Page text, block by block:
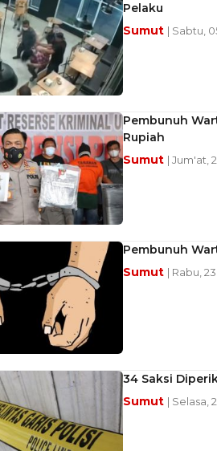
Pelaku
Sumut | Sabtu,
Pembunuh
Rupiah
Sumut | Jum'at,
Pembunuh
Sumut | Rabu,
34 Saksi
Sumut | Selasa,